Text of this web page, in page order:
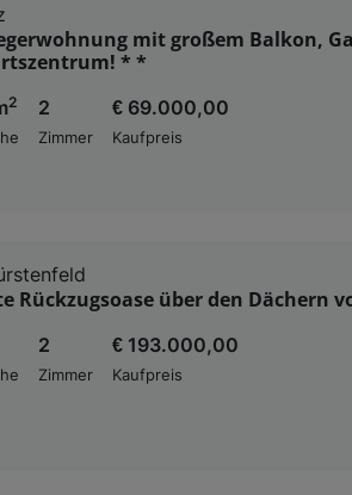
mit großem Balkon,
* *
2
2
Zimmer
€ 69.000,00
Kaufpreis
Rückzugsoase über den Dächern
2
Zimmer
€ 193.000,00
Kaufpreis